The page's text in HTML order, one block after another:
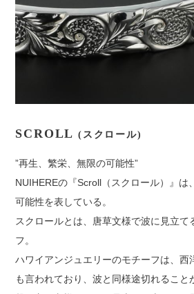
SCROLL (スクロール)
”再生、繁栄、無限の可能性”
NUIHEREの『Scroll（スクロール）』は
可能性を表している。
スクロールとは、唐草文様で波に見立て
フ。
ハワイアンジュエリーのモチーフは、西
も言われており、波と同様途切れること